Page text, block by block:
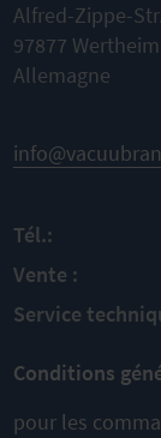
Alfred-Zippe-
97877 Wertheim
Allemagne
Tél.:
Vente :
Service
Conditions
pour les